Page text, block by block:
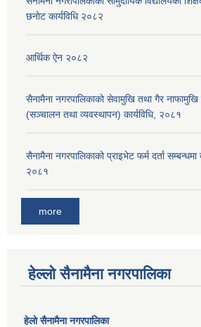
छनाेट कार्यविधि २०८२
आर्थिक ऐन २०८२
सैनामैना नगरपालिकाको सेवामुखि तथा गैर
(सञ्चालन तथा व्यवस्थापन) कार्यविधि, २०८१
सैनामैना नगरपालिकाको प्राइभेट फर्म दर्ता
२०८१
more
हेल्लो सैनामैना नगरपालिका
हेलाे सैनामैना नगरपालिका